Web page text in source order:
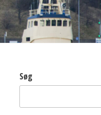
Søg